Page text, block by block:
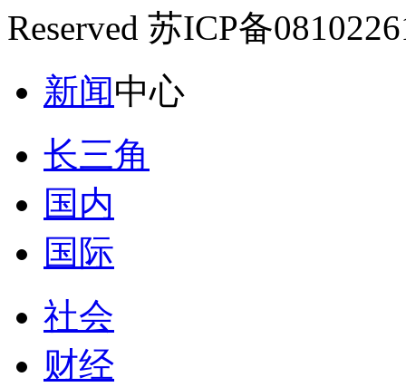
Reserved 苏ICP备
新闻中心
长三角
国内
国际
社会
财经